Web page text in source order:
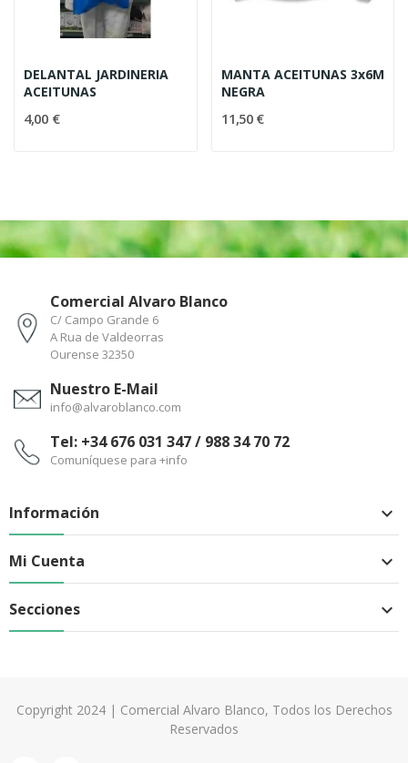
DELANTAL JARDINERIA
ACEITUNAS
4,00 €
MANTA ACEITUNAS 3x6M
NEGRA
11,50 €
Comercial Alvaro Blanco
C/ Campo Grande 6
A Rua de Valdeorras
Ourense 32350
Nuestro E-Mail
info@alvaroblanco.com
Tel: +34 676 031 347 / 988 34 70 72
Comuníquese para +info
Información 
Mi Cuenta 
Secciones 
Copyright 2024 | Comercial Alvaro Blanco, Todos los Derechos
Reservados